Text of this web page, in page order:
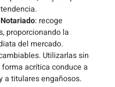
: recoge
proporcionando la
del mercado.
Utilizarlas sin
acrítica conduce a
a titulares engañosos.